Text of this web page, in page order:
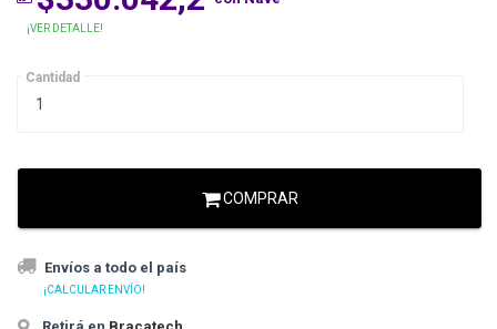
¡VER DETALLE!
Cantidad
COMPRAR
Envíos a todo el país
¡CALCULAR ENVÍO!